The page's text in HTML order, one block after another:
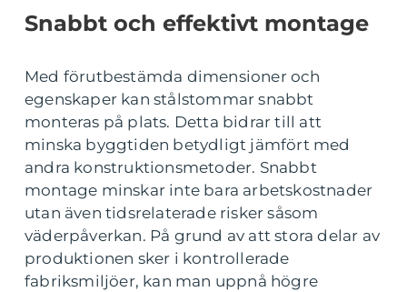
Snabbt och effektivt montage
Med förutbestämda dimensioner och
egenskaper kan stålstommar snabbt
monteras på plats. Detta bidrar till att
minska byggtiden betydligt jämfört med
andra konstruktionsmetoder. Snabbt
montage minskar inte bara arbetskostnader
utan även tidsrelaterade risker såsom
väderpåverkan. På grund av att stora delar av
produktionen sker i kontrollerade
fabriksmiljöer, kan man uppnå högre